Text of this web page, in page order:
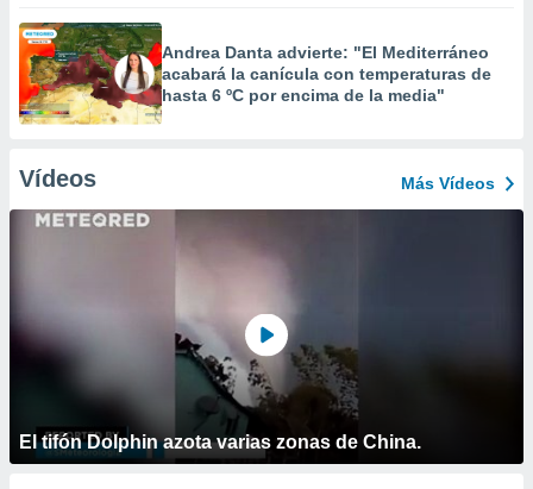
Andrea Danta advierte: "El Mediterráneo
acabará la canícula con temperaturas de
hasta 6 ºC por encima de la media"
Vídeos Más Vídeos
El tifón Dolphin azota varias zonas de China.